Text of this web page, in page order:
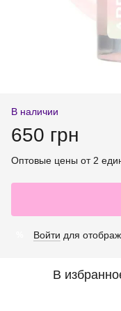
В наличии
650 грн
Оптовые цены от 2
Войти для
В